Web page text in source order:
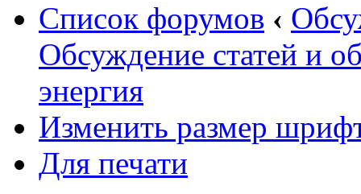
Список форумов ‹
Обсуждение статей и
энергия
Изменить размер
Для печати